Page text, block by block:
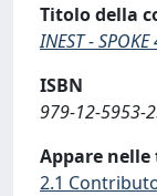
Titolo della
INEST - SPOKE
ISBN
979-12-5953-
Appare
2.1